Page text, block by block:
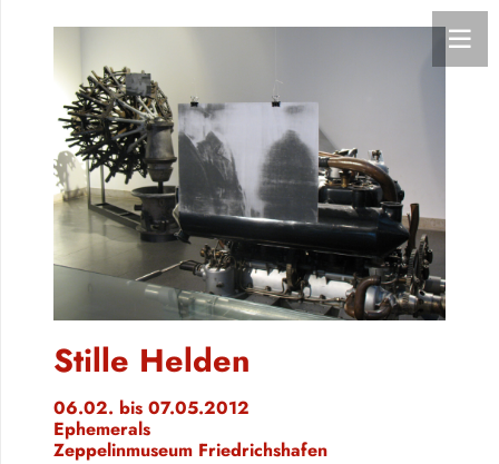
Stille Helden
06.02. bis 07.05.2012
Ephemerals
Zeppelinmuseum Friedrichshafen